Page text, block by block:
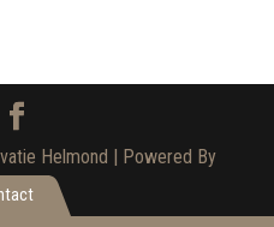
Helmond | Powered By